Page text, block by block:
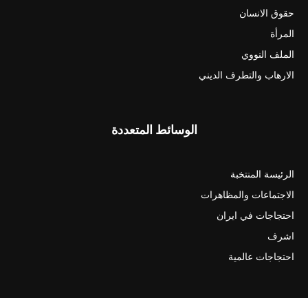
حقوق الانسان
المرأة
الملف النووي
الارهاب والتطرف الديني
الوسائط المتعددة
الرئيسة المنتخبة
الاجتماعات والمظاهرات
احتجاجات في ايران
اشرف
احتجاجات عالمية